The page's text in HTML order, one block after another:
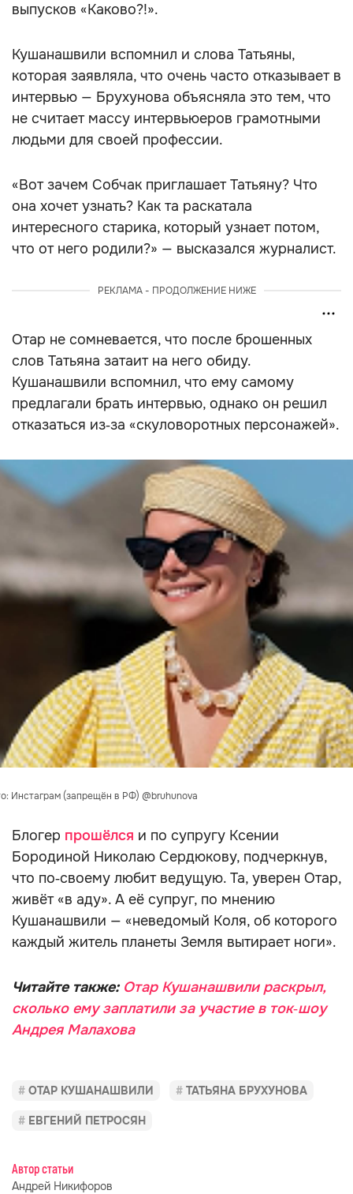
выпусков «Каково?!».
Кушанашвили вспомнил и слова Татьяны,
которая заявляла, что очень часто отказывает в
интервью — Брухунова объясняла это тем, что
не считает массу интервьюеров грамотными
людьми для своей профессии.
«Вот зачем Собчак приглашает Татьяну? Что
она хочет узнать? Как та раскатала
интересного старика, который узнает потом,
что от него родили?» — высказался журналист.
РЕКЛАМА - ПРОДОЛЖЕНИЕ НИЖЕ
Отар не сомневается, что после брошенных
слов Татьяна затаит на него обиду.
Кушанашвили вспомнил, что ему самому
предлагали брать интервью, однако он решил
отказаться из‑за «скуловоротных персонажей».
Инстаграм (запрещён в РФ) @bruhunova
Блогер прошёлся и по супругу Ксении
Бородиной Николаю Сердюкову, подчеркнув,
что по‑своему любит ведущую. Та, уверен Отар,
живёт «в аду». А её супруг, по мнению
Кушанашвили — «неведомый Коля, об которого
каждый житель планеты Земля вытирает ноги».
Читайте также: Отар Кушанашвили раскрыл,
сколько ему заплатили за участие в ток‑шоу
Андрея Малахова
ОТАР КУШАНАШВИЛИ ТАТЬЯНА БРУХУНОВА
ЕВГЕНИЙ ПЕТРОСЯН
Автор статьи
Андрей Никифоров